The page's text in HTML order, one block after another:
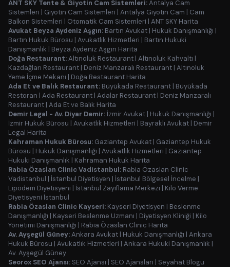
ANT SKY Tente & Giyotin Cam Sistemleri:Antalya Cam
Sistemleri | Giyotin Cam Sistemleri | Antalya Giyotin Cam | Cam
Balkon Sistemleri | Otomatik Cam Sistemleri | ANT SKY Harita
Avukat Beyza Aydeniz Aşgın: Bartın Avukat | Hukuk Danışmanlığı |
Bartın Hukuk Bürosu | Avukatlık Hizmetleri | Bartın Hukuki
Danışmanlık | Beyza Aydeniz Aşgın Harita
Doğa Restaurant:Altınoluk Restaurant | Altınoluk Kahvaltı |
Kazdağları Restaurant | Deniz Manzaralı Restaurant | Altınoluk
Yeme İçme Mekanı | Doğa Restaurant Harita
Ada Et ve Balık Restaurant: Büyükada Restaurant | Büyükada
Restoran | Ada Restaurant | Adalar Restaurant | Deniz Manzaralı
Restaurant | Ada Et ve Balık Harita
Demir Legal - Av. Diyar Demir: İzmir Avukat | Hukuk Danışmanlığı |
İzmir Hukuk Bürosu | Avukatlık Hizmetleri | Bayraklı Avukat | Demir
Legal Harita
Kahraman Hukuk Bürosu: Gaziantep Avukat | Gaziantep Hukuk
Bürosu | Hukuk Danışmanlığı | Avukatlık Hizmetleri | Gaziantep
Hukuki Danışmanlık | Kahraman Hukuk Harita
Rabia Özaslan Clinic Vadistanbul: Rabia Özaslan Clinic
Vadistanbul | İstanbul Diyetisyen | İstanbul Bölgesel İncelme |
Lipödem Diyetisyeni | İstanbul Zayıflama Merkezi | Kilo Verme
Diyetisyeni İstanbul
Rabia Özaslan Clinic Kayseri: Kayseri Diyetisyen | Beslenme
Danışmanlığı | Kayseri Beslenme Uzmanı | Diyetisyen Kliniği | Kilo
Yönetimi Danışmanlığı | Rabia Özaslan Clinic Harita
Av. Ayşegül Güney:Ankara Avukat | Hukuk Danışmanlığı | Ankara
Hukuk Bürosu | Avukatlık Hizmetleri | Ankara Hukuki Danışmanlık |
Av. Ayşegül Güney
Seorox SEO Ajansı: SEO Ajansı | SEO Ajansları | Seyahat Blogu